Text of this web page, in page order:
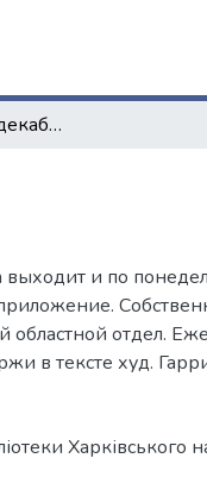
Утро. – 1913. – 31 декабря (№ 2184)
выходит и по
отдел.
в тексте худ.
Харківського